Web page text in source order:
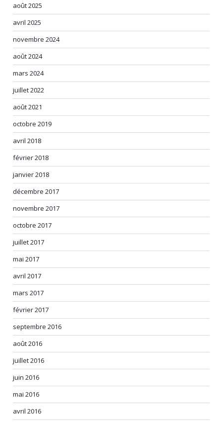
août 2025
avril 2025
novembre 2024
août 2024
mars 2024
juillet 2022
août 2021
octobre 2019
avril 2018
février 2018
janvier 2018
décembre 2017
novembre 2017
octobre 2017
juillet 2017
mai 2017
avril 2017
mars 2017
février 2017
septembre 2016
août 2016
juillet 2016
juin 2016
mai 2016
avril 2016